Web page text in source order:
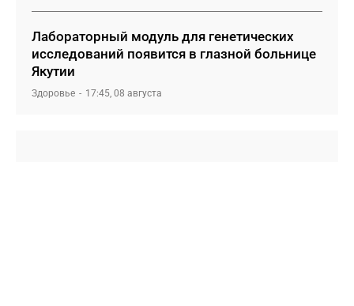
Лабораторный модуль для генетических
исследований появится в глазной больнице
Якутии
Здоровье 17:45, 08 августа